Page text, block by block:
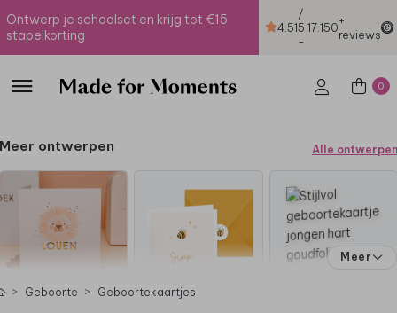
Ontwerp je schoolset en krijg tot €15
stapelkorting
4.51
/
5
-
17.150+
reviews
0
Meer ontwerpen Alle ontwerpen
Meer
Geboorte Geboortekaartjes